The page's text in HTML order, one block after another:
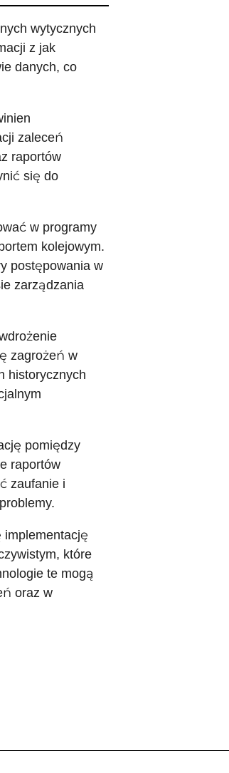
wytycznych
z jak
danych, co
zaleceń
raportów
się do
w programy
kolejowym.
postępowania w
zarządzania
zagrożeń w
historycznych
pomiędzy
raportów
zaufanie i
implementację
które
te mogą
oraz w